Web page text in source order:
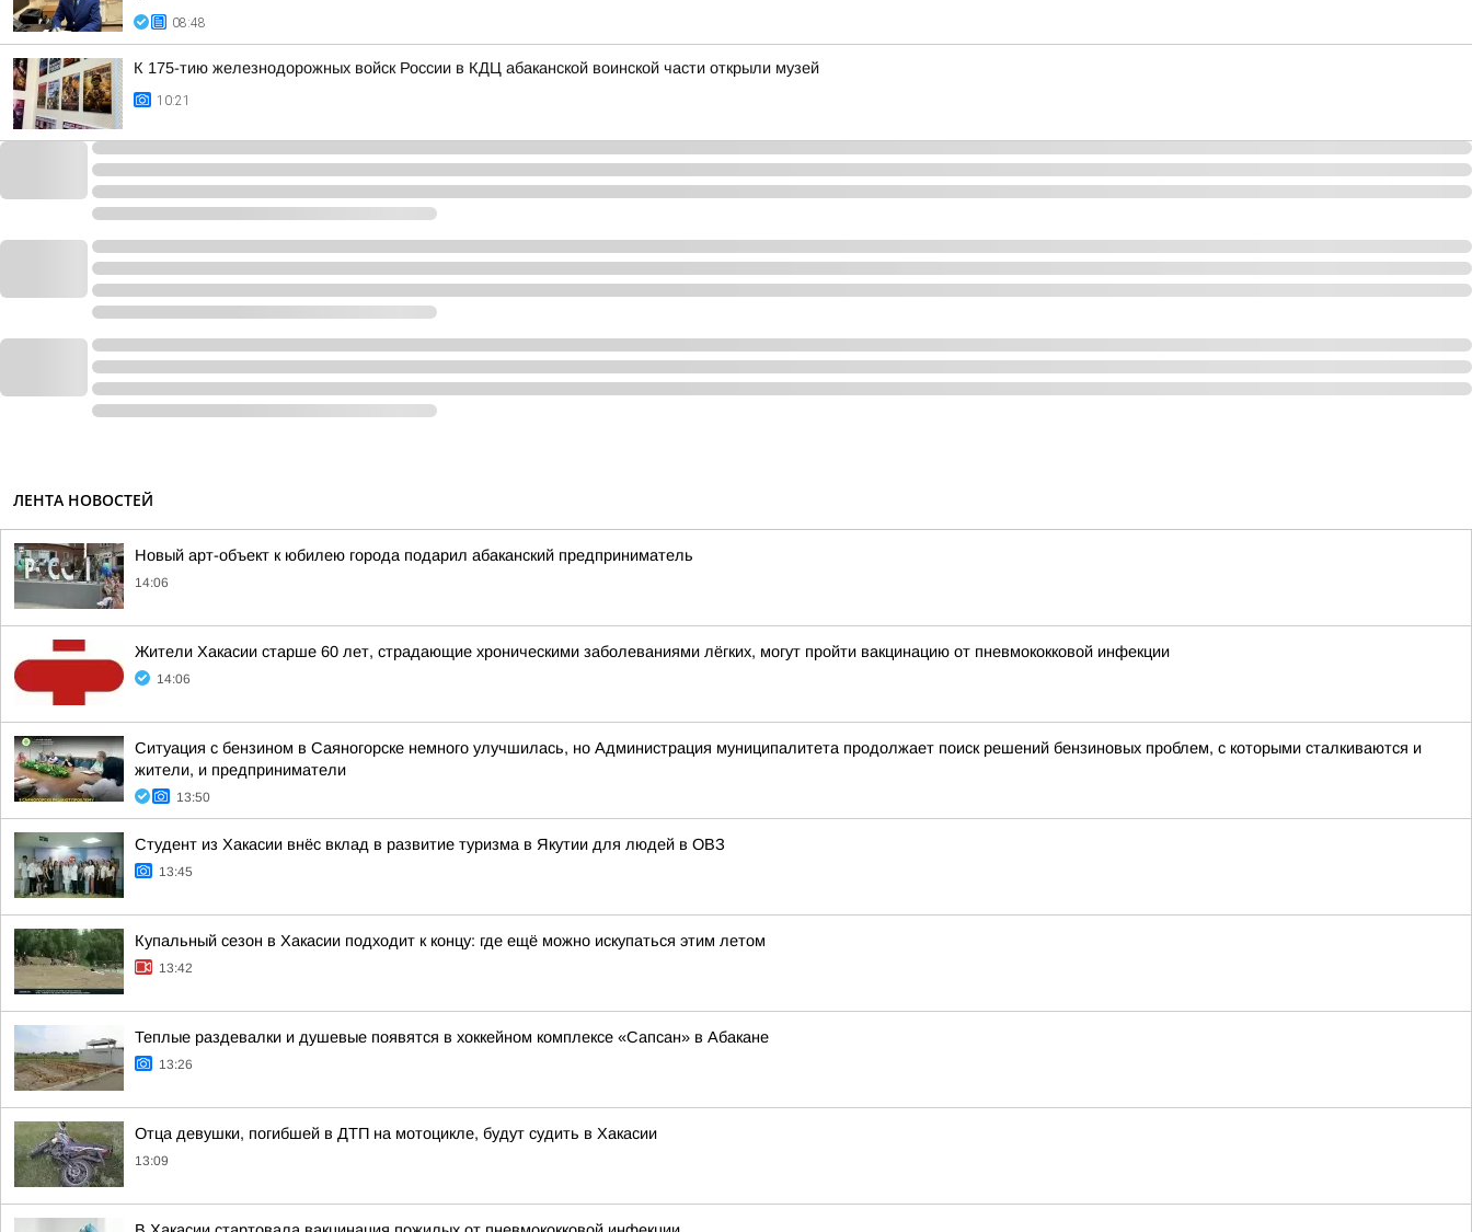
08:48
К 175-тию железнодорожных войск России в КДЦ абаканской воинской части открыли музей
10:21
ЛЕНТА НОВОСТЕЙ
Новый арт-объект к юбилею города подарил абаканский предприниматель
14:06
Жители Хакасии старше 60 лет, страдающие хроническими заболеваниями лёгких, могут пройти вакцинацию от пневмококковой инфекции
14:06
Ситуация с бензином в Саяногорске немного улучшилась, но Администрация муниципалитета продолжает поиск решений бензиновых проблем, с которыми сталкиваются и
жители, и предприниматели
13:50
Студент из Хакасии внёс вклад в развитие туризма в Якутии для людей в ОВЗ
13:45
Купальный сезон в Хакасии подходит к концу: где ещё можно искупаться этим летом
13:42
Теплые раздевалки и душевые появятся в хоккейном комплексе «Сапсан» в Абакане
13:26
Отца девушки, погибшей в ДТП на мотоцикле, будут судить в Хакасии
13:09